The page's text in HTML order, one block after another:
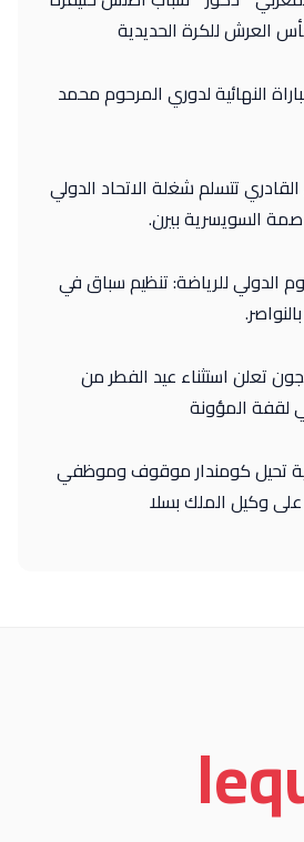
العرش للكرة الحديدية
النهائية لدوري المرحوم محمد
تتسلم شغلة الاتحاد الدولي
السويسرية بيرن.
الدولي للرياضة: تنظيم سباق في
تعلن استثناء عيد الفطر من
لقفة المؤونة
تحيل كومندار موقوف وموظفي
وكيل الملك بسلا
le